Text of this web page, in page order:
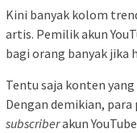
Kini banyak kolom
artis. Pemilik akun
bagi orang banyak jika
Tentu saja konten
Dengan demikian,
subscriberakun